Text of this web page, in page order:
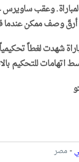
وعقب ساويرس
وصف ممكن عندما
شهدت لغطاً
اتهامات للتحكيم
-مصر